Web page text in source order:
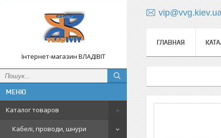
Інтернет-магазин ВЛАДІВІТ
Каталог товаров
Кабелі, проводи, шнури
vip@vvg.kiev.ua
ГЛАВНАЯ